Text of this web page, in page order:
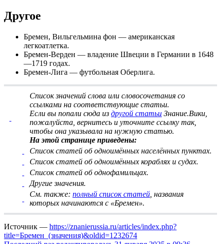
Другое
Бремен, Вильгельмина фон — американская
легкоатлетка.
Бремен-Верден — владение Швеции в Германии в 1648
—1719 годах.
Бремен-Лига — футбольная Оберлига.
Список значений слова или словосочетания со
ссылками на соответствующие статьи.
Если вы попали сюда из другой статьи Знание.Вики,
пожалуйста, вернитесь и уточните ссылку так,
чтобы она указывала на нужную статью.
На этой странице приведены:
Список статей об одноимённых населённых пунктах.
Список статей об одноимённых кораблях и судах.
Список статей об однофамильцах.
Другие значения.
См. также: полный список статей , названия
которых начинаются с «Бремен».
Источник — https://znanierussia.ru/articles/index.php?
title=Бремен_(значения)&oldid=1232674